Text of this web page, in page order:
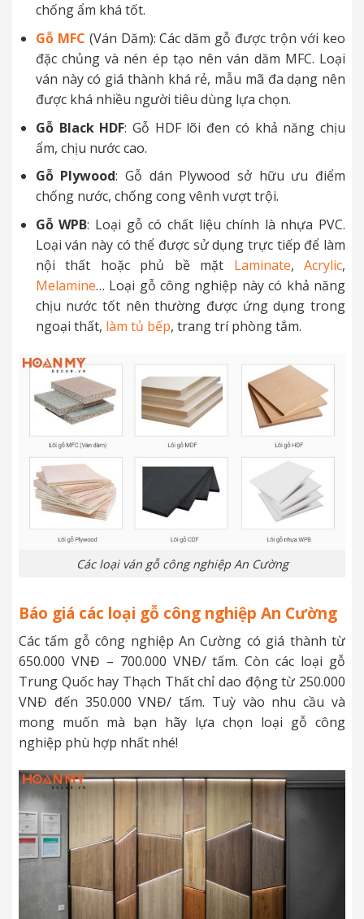
chống ẩm khá tốt.
Gỗ MFC (Ván Dăm): Các dăm gỗ được trộn với keo
đặc chủng và nén ép tạo nên ván dăm MFC. Loại
ván này có giá thành khá rẻ, mẫu mã đa dạng nên
được khá nhiều người tiêu dùng lựa chọn.
Gỗ Black HDF: Gỗ HDF lõi đen có khả năng chịu
ẩm, chịu nước cao.
Gỗ Plywood: Gỗ dán Plywood sở hữu ưu điểm
chống nước, chống cong vênh vượt trội.
Gỗ WPB: Loại gỗ có chất liệu chính là nhựa PVC.
Loại ván này có thể được sử dụng trực tiếp để làm
nội thất hoặc phủ bề mặt Laminate,Acrylic,
Melamine… Loại gỗ công nghiệp này có khả năng
chịu nước tốt nên thường được ứng dụng trong
ngoại thất, làm tủ bếp, trang trí phòng tắm.
Các loại ván gỗ công nghiệp An Cường
Báo giá các loại gỗ công nghiệp An Cường
Các tấm gỗ công nghiệp An Cường có giá thành từ
650.000 VNĐ – 700.000 VNĐ/ tấm. Còn các loại gỗ
Trung Quốc hay Thạch Thất chỉ dao động từ 250.000
VNĐ đến 350.000 VNĐ/ tấm. Tuỳ vào nhu cầu và
mong muốn mà bạn hãy lựa chọn loại gỗ công
nghiệp phù hợp nhất nhé!